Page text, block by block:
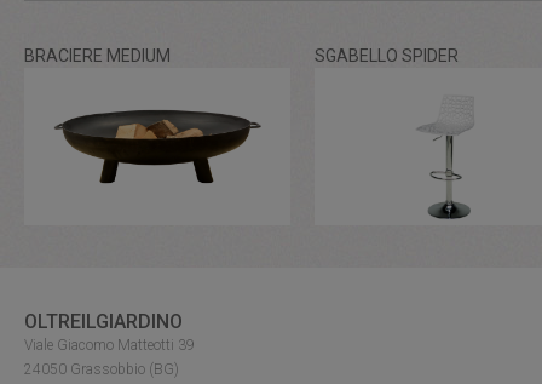
BRACIERE MEDIUM SGABELLO SPIDER
OLTREILGIARDINO
Viale Giacomo Matteotti 39
24050 Grassobbio (BG)